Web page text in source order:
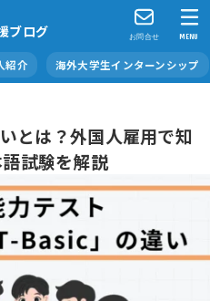
ブログ
紹介 海外大学生インターンシップ
お問合せ MENU
とは？外国人雇用で知
試験を解説